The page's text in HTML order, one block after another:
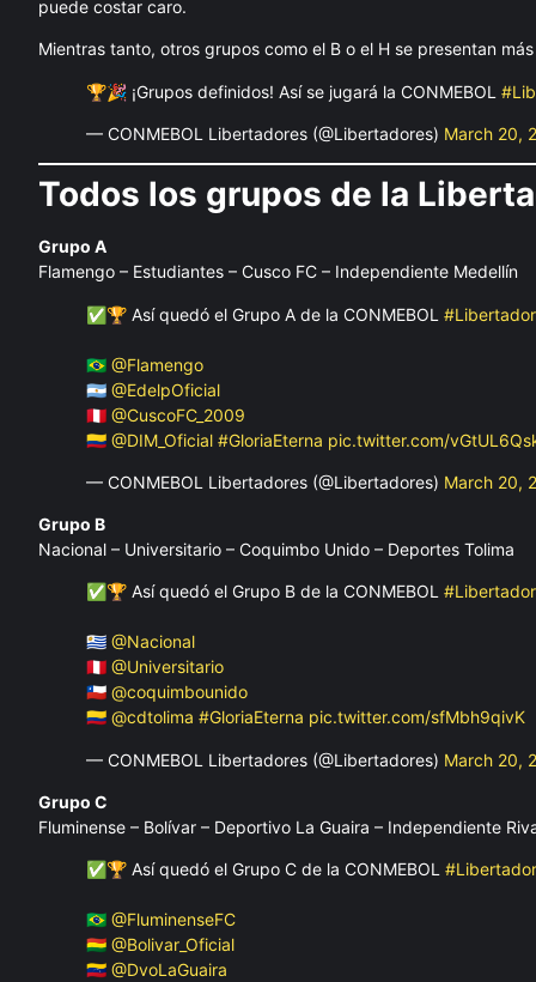
puede costar caro.
Mientras tanto, otros grupos como el B o el H se presentan
🏆🎉 ¡Grupos definidos! Así se jugará la CONMEBOL
— CONMEBOL Libertadores (@Libertadores) March 20,
Todos los grupos de la
Grupo A
Flamengo – Estudiantes – Cusco FC – Independiente Medellín
✅🏆 Así quedó el Grupo A de la CONMEBOL
🇧🇷 @Flamengo
🇦🇷 @EdelpOficial
🇵🇪 @CuscoFC_2009
🇨🇴 @DIM_Oficial #GloriaEterna pic.twitter.com/
— CONMEBOL Libertadores (@Libertadores) March 20,
Grupo B
Nacional – Universitario – Coquimbo Unido – Deportes Tolima
✅🏆 Así quedó el Grupo B de la CONMEBOL
🇺🇾 @Nacional
🇵🇪 @Universitario
🇨🇱 @coquimbounido
🇨🇴 @cdtolima #GloriaEterna pic.twitter.com/sfMbh9qivK
— CONMEBOL Libertadores (@Libertadores) March 20,
Grupo C
Fluminense – Bolívar – Deportivo La Guaira – Independiente
✅🏆 Así quedó el Grupo C de la CONMEBOL
🇧🇷 @FluminenseFC
🇧🇴 @Bolivar_Oficial
🇻🇪 @DvoLaGuaira